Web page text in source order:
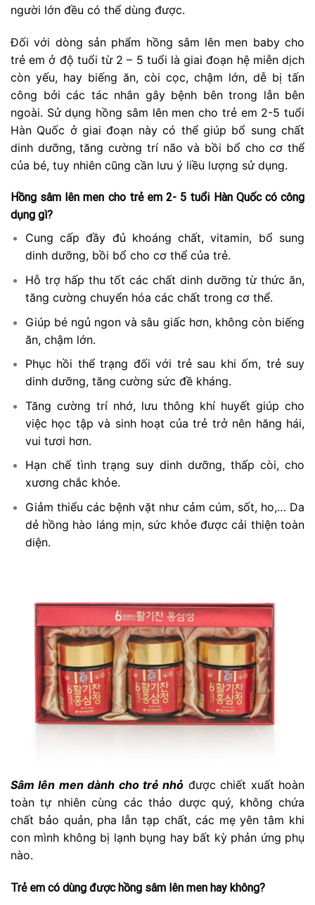
người lớn đều có thể dùng được.
Đối với dòng sản phẩm hồng sâm lên men baby cho
trẻ em ở độ tuổi từ 2 – 5 tuổi là giai đoạn hệ miễn dịch
còn yếu, hay biếng ăn, còi cọc, chậm lớn, dễ bị tấn
công bởi các tác nhân gây bệnh bên trong lẫn bên
ngoài. Sử dụng hồng sâm lên men cho trẻ em 2-5 tuổi
Hàn Quốc ở giai đoạn này có thể giúp bổ sung chất
dinh dưỡng, tăng cường trí não và bồi bổ cho cơ thể
của bé, tuy nhiên cũng cần lưu ý liều lượng sử dụng.
Hồng sâm lên men cho trẻ em 2- 5 tuổi Hàn Quốc có công
dụng gì?
Cung cấp đầy đủ khoáng chất, vitamin, bổ sung
dinh dưỡng, bồi bổ cho cơ thể của trẻ.
Hỗ trợ hấp thu tốt các chất dinh dưỡng từ thức ăn,
tăng cường chuyển hóa các chất trong cơ thể.
Giúp bé ngủ ngon và sâu giấc hơn, không còn biếng
ăn, chậm lớn.
Phục hồi thể trạng đối với trẻ sau khi ốm, trẻ suy
dinh dưỡng, tăng cường sức đề kháng.
Tăng cường trí nhớ, lưu thông khí huyết giúp cho
việc học tập và sinh hoạt của trẻ trở nên hăng hái,
vui tươi hơn.
Hạn chế tình trạng suy dinh dưỡng, thấp còi, cho
xương chắc khỏe.
Giảm thiểu các bệnh vặt như cảm cúm, sốt, ho,… Da
dẻ hồng hào láng mịn, sức khỏe được cải thiện toàn
diện.
Sâm lên men dành cho trẻ nhỏ được chiết xuất hoàn
toàn tự nhiên cùng các thảo dược quý, không chứa
chất bảo quản, pha lẫn tạp chất, các mẹ yên tâm khi
con mình không bị lạnh bụng hay bất kỳ phản ứng phụ
nào.
Trẻ em có dùng được hồng sâm lên men hay không?